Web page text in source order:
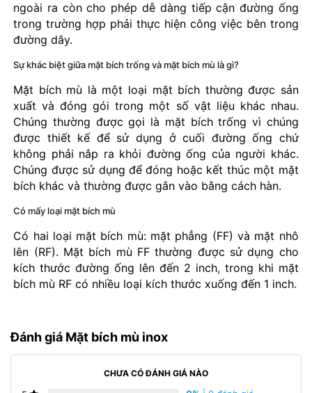
ngoài ra còn cho phép dễ dàng tiếp cận đường ống
trong trường hợp phải thực hiện công việc bên trong
đường dây.
Sự khác biệt giữa mặt bích trống và mặt bích mù là gì?
Mặt bích mù là một loại mặt bích thường được sản
xuất và đóng gói trong một số vật liệu khác nhau.
Chúng thường được gọi là mặt bích trống vì chúng
được thiết kế để sử dụng ở cuối đường ống chứ
không phải nắp ra khỏi đường ống của người khác.
Chúng được sử dụng để đóng hoặc kết thúc một mặt
bích khác và thường được gắn vào bằng cách hàn.
Có mấy loại mặt bích mù
Có hai loại mặt bích mù: mặt phẳng (FF) và mặt nhô
lên (RF). Mặt bích mù FF thường được sử dụng cho
kích thước đường ống lên đến 2 inch, trong khi mặt
bích mù RF có nhiều loại kích thước xuống đến 1 inch.
Đánh giá Mặt bích mù inox
CHƯA CÓ ĐÁNH GIÁ NÀO